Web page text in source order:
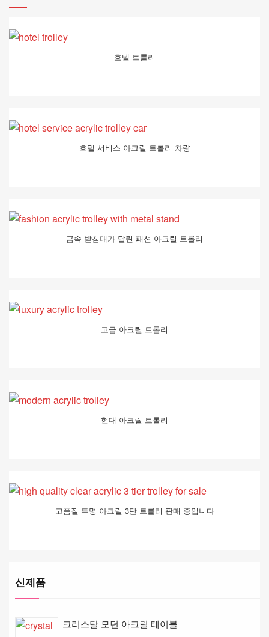
호텔 트롤리
호텔 서비스 아크릴 트롤리 차량
금속 받침대가 달린 패션 아크릴 트롤리
고급 아크릴 트롤리
현대 아크릴 트롤리
고품질 투명 아크릴 3단 트롤리 판매 중입니다
신제품
크리스탈 모던 아크릴 테이블